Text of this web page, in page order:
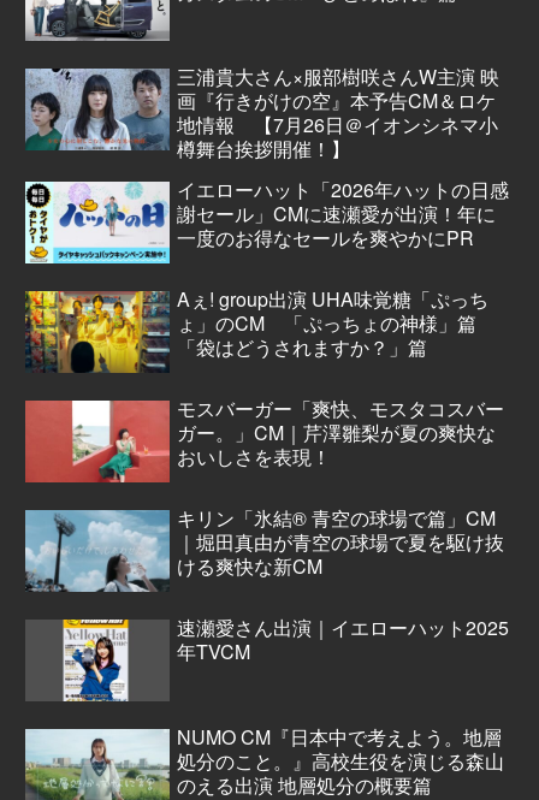
三浦貴大さん×服部樹咲さんW主演 映
画『行きがけの空』本予告CM＆ロケ
地情報 【7月26日＠イオンシネマ小
樽舞台挨拶開催！】
イエローハット「2026年ハットの日感
謝セール」CMに速瀬愛が出演！年に
一度のお得なセールを爽やかにPR
Aぇ! group出演 UHA味覚糖「ぷっち
ょ」のCM 「ぷっちょの神様」篇
「袋はどうされますか？」篇
モスバーガー「爽快、モスタコスバー
ガー。」CM｜芹澤雛梨が夏の爽快な
おいしさを表現！
キリン「氷結® 青空の球場で篇」CM
｜堀田真由が青空の球場で夏を駆け抜
ける爽快な新CM
速瀬愛さん出演｜イエローハット2025
年TVCM
NUMO CM『日本中で考えよう。地層
処分のこと。』高校生役を演じる森山
のえる出演 地層処分の概要篇